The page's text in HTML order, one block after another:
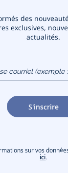
des
exclusives,
actualités.
S'inscrire
sur vos
ici.